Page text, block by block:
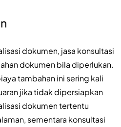
dokumen, jasa konsultasi
dokumen bila diperlukan.
tambahan ini sering kali
jika tidak dipersiapkan
dokumen tertentu
sementara konsultasi